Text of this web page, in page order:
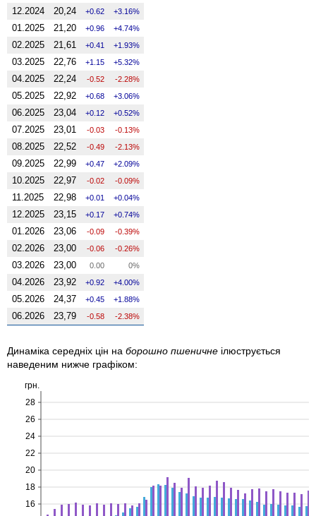
12.2024 20,24 0.62 3.16%
01.2025 21,20 0.96 4.74%
02.2025 21,61 0.41 1.93%
03.2025 22,76 1.15 5.32%
04.2025 22,24 -0.52 -2.28%
05.2025 22,92 0.68 3.06%
06.2025 23,04 0.12 0.52%
07.2025 23,01 -0.03 -0.13%
08.2025 22,52 -0.49 -2.13%
09.2025 22,99 0.47 2.09%
10.2025 22,97 -0.02 -0.09%
11.2025 22,98 0.01 0.04%
12.2025 23,15 0.17 0.74%
01.2026 23,06 -0.09 -0.39%
02.2026 23,00 -0.06 -0.26%
03.2026 23,00 0.00 0%
04.2026 23,92 0.92 4.00%
05.2026 24,37 0.45 1.88%
06.2026 23,79 -0.58 -2.38%
Динаміка середніх цін на борошно пшеничне ілюструється
наведеним нижче графіком:
16
18
20
22
24
26
28
грн.